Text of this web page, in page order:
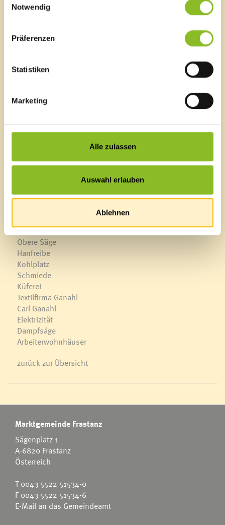
Notwendig
Präferenzen
Statistiken
Marketing
Alle zulassen
Auswahl erlauben
Ablehnen
geschlossen.
Triftplatz
Obere Säge
Hanfreibe
Kohlplatz
Schmiede
Küferei
Textilfirma Ganahl
Carl Ganahl
Elektrizität
Dampfsäge
Arbeiterwohnhäuser
zurück zur Übersicht
Marktgemeinde Frastanz
Sägenplatz 1
A-6820 Frastanz
Österreich
T0043 5522 51534-0
F 0043 5522 51534-6
E-Mail an das Gemeindeamt